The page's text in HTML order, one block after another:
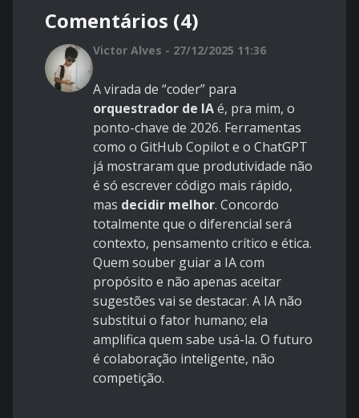
Comentários (4)
Victor Alves - 27/12/2025 11:36
A virada de “coder” para
orquestrador de IAé, pra mim, o
ponto-chave de 2026. Ferramentas
como o GitHub Copilot e o ChatGPT
já mostraram que produtividade não
é só escrever código mais rápido,
mas decidir melhor. Concordo
totalmente que o diferencial será
contexto, pensamento crítico e ética.
Quem souber guiar a IA com
propósito e não apenas aceitar
sugestões vai se destacar. A IA não
substitui o fator humano; ela
amplifica quem sabe usá-la. O futuro
é colaboração inteligente, não
competição.